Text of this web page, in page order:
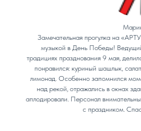
Замечательная прогулка на
музыкой в День Победы!
традициях празднования 9 мая,
понравился: куриный шашлык,
лимонад. Особенно запомнился
над рекой, отражались в окнах
аплодировали. Персонал
с праздником.